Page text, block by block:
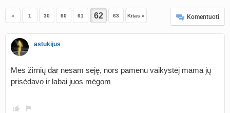
« 1 30 60 61 63 Kitas » Komentuoti
astukijus
Mes žirnių dar nesam sėję, nors pamenu vaikystėj mama jų
prisėdavo ir labai juos mėgom